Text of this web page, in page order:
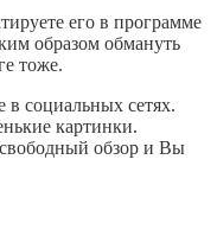
его в программе
образом обмануть
тоже.
социальных сетях.
картинки.
обзор и Вы